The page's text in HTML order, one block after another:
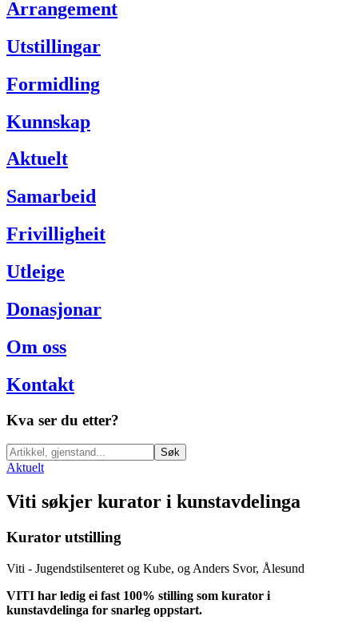
Arrangement
Utstillingar
Formidling
Kunnskap
Aktuelt
Samarbeid
Frivilligheit
Utleige
Donasjonar
Om oss
Kontakt
Kva ser du etter?
Søk
Aktuelt
Viti søkjer kurator i kunstavdelinga
Kurator utstilling
Viti - Jugendstilsenteret og Kube, og Anders Svor, Ålesund
VITI har ledig ei fast 100% stilling som kurator i
kunstavdelinga for snarleg oppstart.